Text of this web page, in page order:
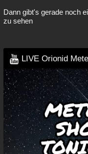
Dann gibt's gerade noch
zu sehen
LIVE Orionid